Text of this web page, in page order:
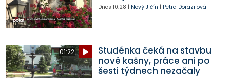
Dnes 10:28 | Nový Jičín | Petra Dorazilová
01:22
Studénka čeká na stavbu
nové kašny, práce ani po
šesti týdnech nezačaly